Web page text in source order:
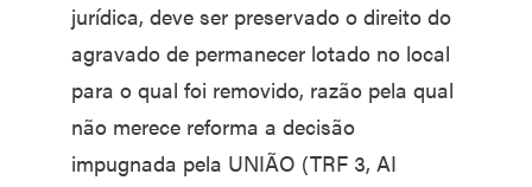
jurídica, deve ser preservado o direito do
agravado de permanecer lotado no local
para o qual foi removido, razão pela qual
não merece reforma a decisão
impugnada pela UNIÃO (TRF 3, AI